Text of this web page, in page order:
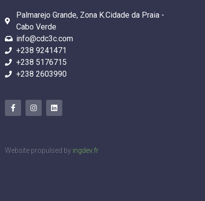
Palmarejo Grande, Zona K.Cidade da Praia -
Cabo Verde
info@cdc3c.com
+238 9241471
+238 5176715
+238 2603990
Website propulsed by ingdev.fr